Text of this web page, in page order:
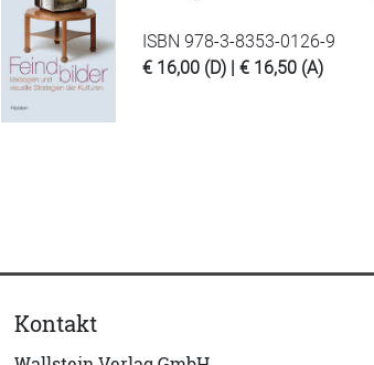
ISBN 978-3-8353-0126-9
€ 16,00 (D) | € 16,50 (A)
Kontakt